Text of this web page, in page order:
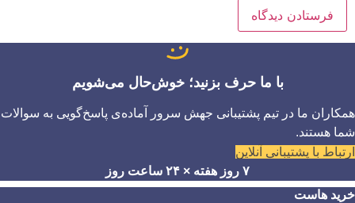
با ما حرف بزنید؛ خوش‌حال می‌شویم
همکاران ما در تیم پشتیبانی جهش سرور آماده‌ی پاسخ‌گویی به سوالات
شما هستند.
ارتباط با پشتیبانی آنلاین
۷ روز هفته × ۲۴ ساعت روز
خرید هاست